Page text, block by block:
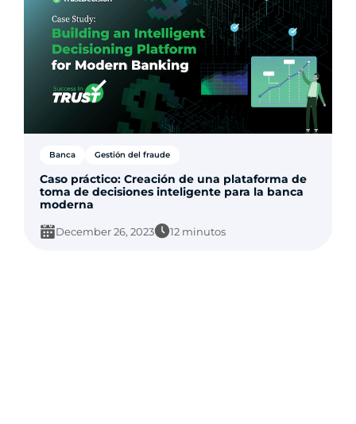
Banca Gestión del fraude
Caso práctico: Creación de una plataforma de
toma de decisiones inteligente para la banca
moderna
December 26, 2023 12 minutos